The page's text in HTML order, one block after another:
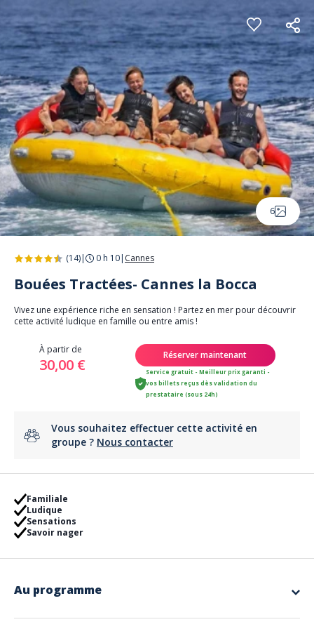
Panneau de gestion des cookies
6
(14)| 0 h 10| Cannes
Bouées Tractées- Cannes la Bocca
Vivez une expérience riche en sensation ! Partez en mer pour découvrir
cette activité ludique en famille ou entre amis !
À partir de
30,00 €
Réserver maintenant
Service gratuit - Meilleur prix garanti -
vos billets reçus dès validation du
prestataire (sous 24h)
Vous souhaitez effectuer cette activité en
groupe ? Nous contacter
Familiale
Ludique
Sensations
Savoir nager
Au programme
disponibilité!